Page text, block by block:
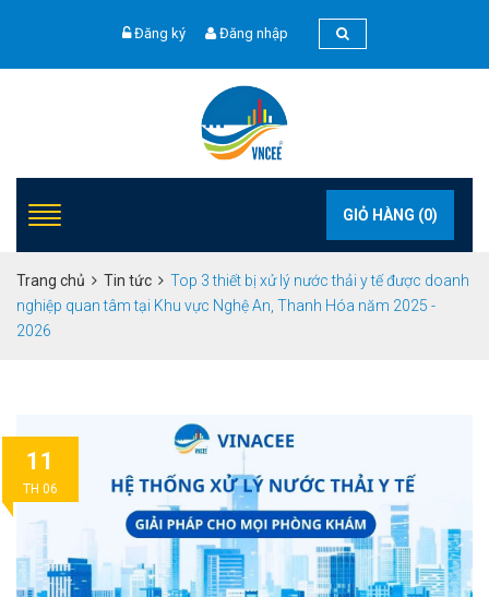
Đăng ký Đăng nhập
GIỎ HÀNG (0)
Trang chủ Tin tức
Top 3 thiết bị xử lý nước thải y tế được doanh
nghiệp quan tâm tại Khu vực Nghệ An, Thanh Hóa năm 2025 -
2026
11
TH 06